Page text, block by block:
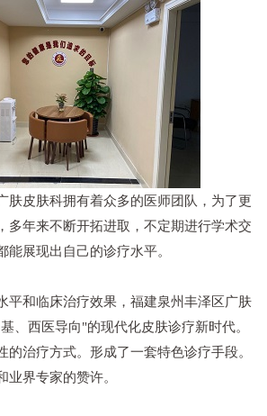
皮肤科拥有着众多的医师团队，为了更
多年来不断开拓进取，不定期进行学术交
能展现出自己的诊疗水平。
和临床治疗效果，福建泉州丰泽区广肤
、西医导向"的现代化皮肤诊疗新时代。
的治疗方式。形成了一套特色诊疗手段。
业界专家的赞许。